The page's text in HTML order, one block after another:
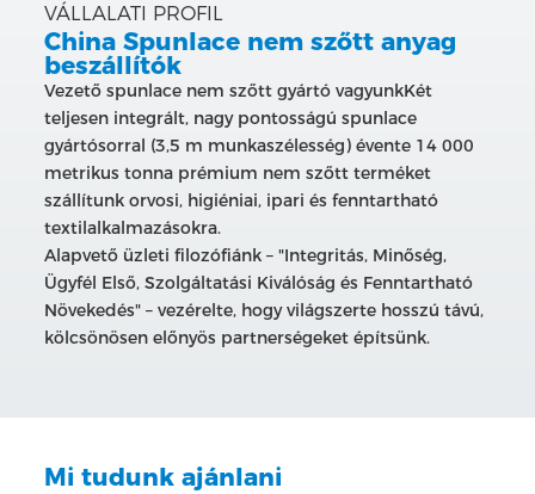
VÁLLALATI PROFIL
China Spunlace nem szőtt anyag
beszállítók
Vezető spunlace nem szőtt gyártó vagyunkKét
teljesen integrált, nagy pontosságú spunlace
gyártósorral (3,5 m munkaszélesség) évente 14 000
metrikus tonna prémium nem szőtt terméket
szállítunk orvosi, higiéniai, ipari és fenntartható
textilalkalmazásokra.
Alapvető üzleti filozófiánk – "Integritás, Minőség,
Ügyfél Első, Szolgáltatási Kiválóság és Fenntartható
Növekedés" – vezérelte, hogy világszerte hosszú távú,
kölcsönösen előnyös partnerségeket építsünk.
Mi tudunk ajánlani